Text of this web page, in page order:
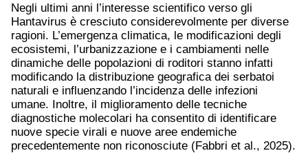
Negli ultimi anni l’interesse scientifico verso gli
Hantavirus è cresciuto considerevolmente per diverse
ragioni. L’emergenza climatica, le modificazioni degli
ecosistemi, l’urbanizzazione e i cambiamenti nelle
dinamiche delle popolazioni di roditori stanno infatti
modificando la distribuzione geografica dei serbatoi
naturali e influenzando l’incidenza delle infezioni
umane. Inoltre, il miglioramento delle tecniche
diagnostiche molecolari ha consentito di identificare
nuove specie virali e nuove aree endemiche
precedentemente non riconosciute (Fabbri et al., 2025).